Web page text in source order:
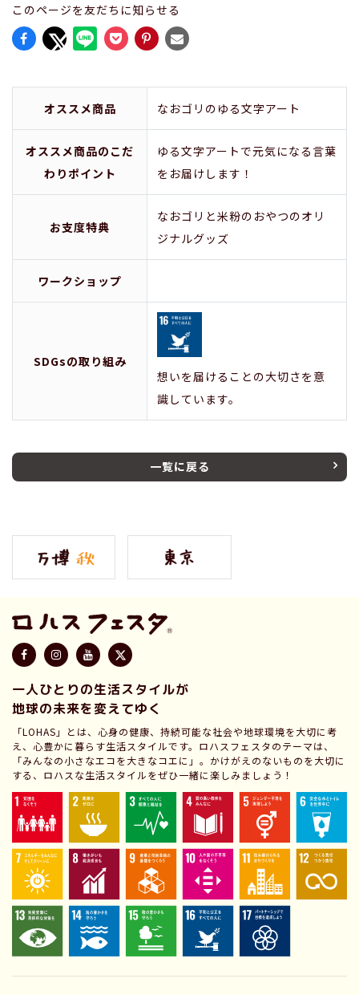
このページを友だちに知らせる
オススメ商品 なおゴリのゆる文字アート
オススメ商品のこだ
わりポイント
ゆる文字アートで元気になる言葉
をお届けします！
お支度特典
なおゴリと米粉のおやつのオリ
ジナルグッズ
ワークショップ
SDGsの取り組み
想いを届けることの大切さを意
識しています。
一覧に戻る
一人ひとりの生活スタイルが
地球の未来を変えてゆく
「LOHAS」とは、心身の健康、持続可能な社会や地球環境を大切に考
え、心豊かに暮らす生活スタイルです。ロハスフェスタのテーマは、
「みんなの小さなエコを大きなコエに」。かけがえのないものを大切に
する、ロハスな生活スタイルをぜひ一緒に楽しみましょう！